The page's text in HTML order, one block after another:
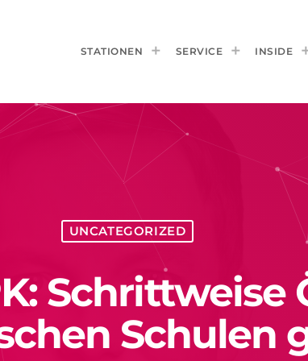
STATIONEN SERVICE INSIDE
UNCATEGORIZED
Schrittweise
Schulen